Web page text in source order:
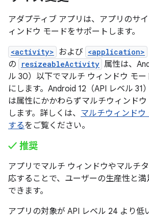
アダプティブ アプリは、アプリのサ
ィンドウ モードをサポートします。
<activity> および <application>
の
resizeableActivity 属性は、
ル 30）以下でマルチ ウィンドウ モ
にします。Android 12（API レベル 31
は属性にかかわらずマルチウィンド
します。詳しくは、 マルチウィンドウ
するをご覧ください。
✓ 推奨
アプリでマルチ ウィンドウやマルチ
応することで、ユーザーの生産性と
できます。
アプリの対象が API レベル 24 より低